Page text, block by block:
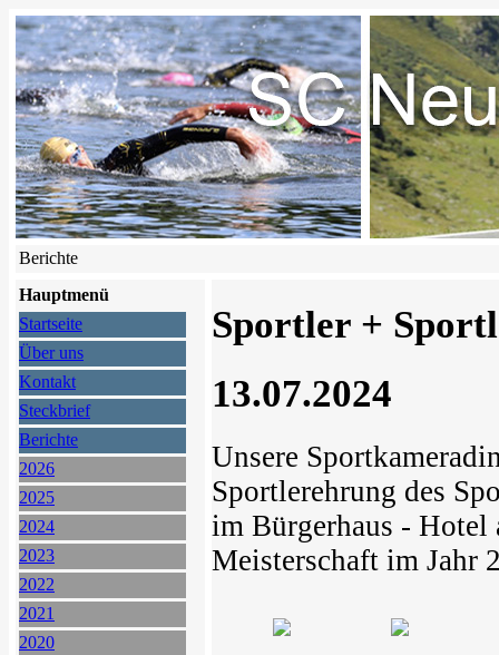
Berichte
Hauptmenü
Startseite
Über uns
Kontakt
Steckbrief
Berichte
2026
2025
2024
2023
2022
2021
2020
Sportler +
13.07.2024
Unsere
Sportlerehrung des
im Bürgerhaus - Hotel
Meisterschaft im Jahr